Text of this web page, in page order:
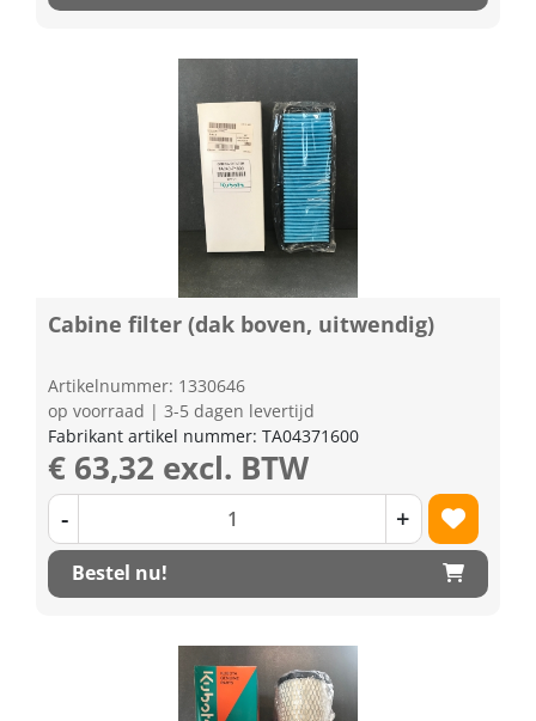
Cabine filter (dak boven, uitwendig)
Artikelnummer: 1330646
op voorraad | 3-5 dagen levertijd
Fabrikant artikel nummer: TA04371600
€ 63,32 excl. BTW
- +
Bestel nu!